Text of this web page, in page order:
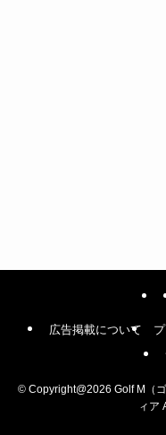
広告掲載について
© Copyright@2026 Golf M（
ィア